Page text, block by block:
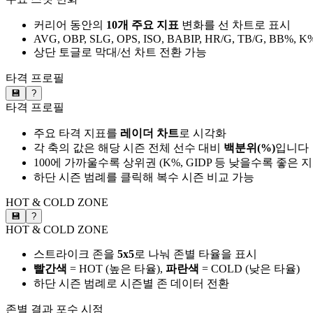
커리어 동안의 10개 주요 지표 변화를 선 차트로 표시
AVG, OBP, SLG, OPS, ISO, BABIP, HR/G, TB/G, BB%,
상단 토글로 막대/선 차트 전환 가능
타격 프로필
💾 ?
타격 프로필
주요 타격 지표를 레이더 차트로 시각화
각 축의 값은 해당 시즌 전체 선수 대비 백분위(%)입니다
100에 가까울수록 상위권 (K%, GIDP 등 낮을수록 좋은
하단 시즌 범례를 클릭해 복수 시즌 비교 가능
HOT & COLD ZONE
💾 ?
HOT & COLD ZONE
스트라이크 존을 5x5로 나눠 존별 타율을 표시
빨간색 = HOT (높은 타율), 파란색 = COLD (낮은 타율)
하단 시즌 범례로 시즌별 존 데이터 전환
존별 결과 포수 시점